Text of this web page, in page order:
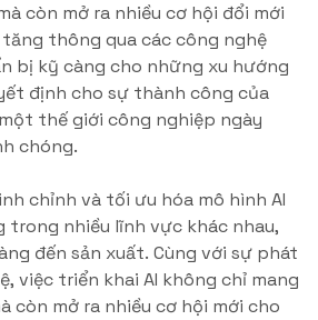
còn mở ra nhiều cơ hội đổi mới
thông qua các công nghệ
bị kỹ càng cho những xu hướng
định cho sự thành công của
thế giới công nghiệp ngày
chóng.
chỉnh và tối ưu hóa mô hình AI
trong nhiều lĩnh vực khác nhau,
đến sản xuất. Cùng với sự phát
việc triển khai AI không chỉ mang
còn mở ra nhiều cơ hội mới cho